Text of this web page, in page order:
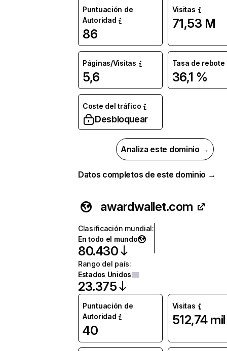
Puntuación de
Autoridad
86
Visitas
71,53 M
Páginas/Visitas
5,6
Tasa de rebote
36,1 %
Coste del tráfico
Desbloquear
Analiza este dominio →
Datos completos de este dominio →
awardwallet.com
Clasificación mundial:
En todo el mundo
80.430
Rango del país:
Estados Unidos
23.375
Puntuación de
Autoridad
40
Visitas
512,74 mil